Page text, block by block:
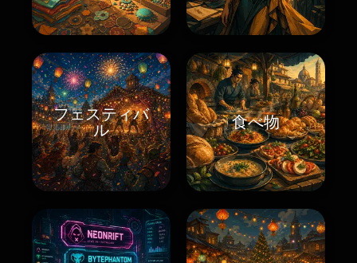
フェスティバ
ル
食べ物